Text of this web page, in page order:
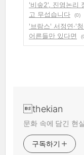
'비숲2', 진영논리
고 무섭습니다
(0)
'브람스' 서정연·'
어른들만 있다면
thekian
문화 속에 담긴 현
구독하기